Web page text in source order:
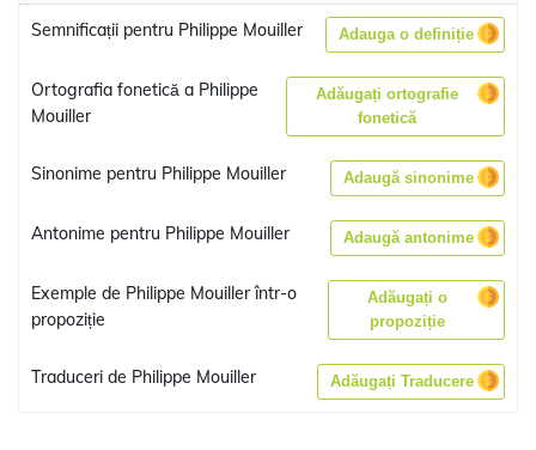
Semnificații pentru Philippe Mouiller Adauga o definiție
Ortografia fonetică a Philippe
Mouiller
Adăugați ortografie
fonetică
Sinonime pentru Philippe Mouiller Adaugă sinonime
Antonime pentru Philippe Mouiller Adaugă antonime
Exemple de Philippe Mouiller într-o
propoziție
Adăugați o
propoziție
Traduceri de Philippe Mouiller Adăugați Traducere